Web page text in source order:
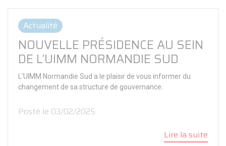
Actualité
NOUVELLE PRÉSIDENCE AU SEIN
DE L’UIMM NORMANDIE SUD
L'UIMM Normandie Sud a le plaisir de vous informer du
changement de sa structure de gouvernance.
Posté le 03/02/2025
Lire la suite